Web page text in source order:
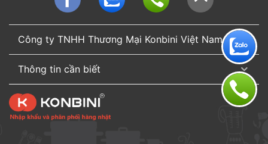
Công ty TNHH Thương Mại Konbini Việt Nam
Thông tin cần biết